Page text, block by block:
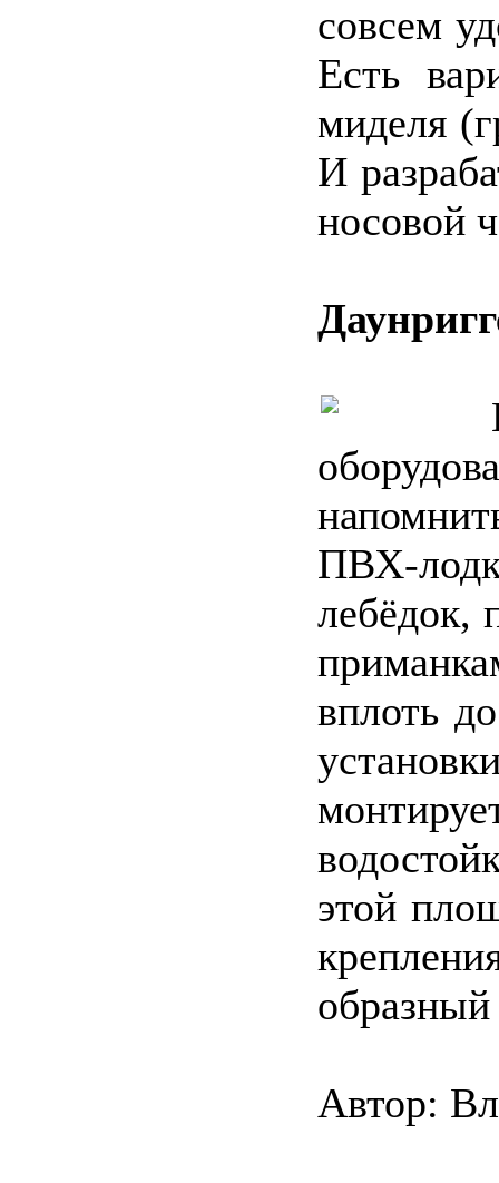
совсем
Есть
миделя
И
носовой
ПВХ-
лебёдок,
вплоть
этой
Автор: